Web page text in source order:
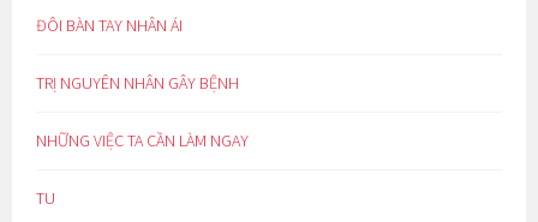
ĐÔI BÀN TAY NHÂN ÁI
TRỊ NGUYÊN NHÂN GÂY BỆNH
NHỮNG VIỆC TA CẦN LÀM NGAY
TU